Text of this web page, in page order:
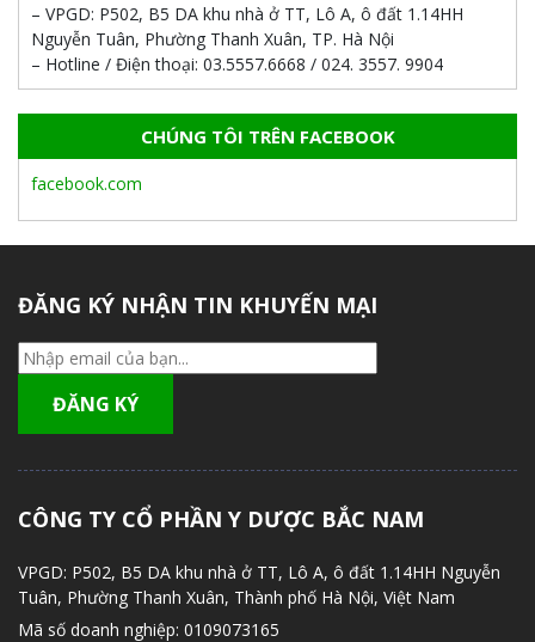
– VPGD: P502, B5 DA khu nhà ở TT, Lô A, ô đất 1.14HH
Nguyễn Tuân, Phường Thanh Xuân, TP. Hà Nội
– Hotline / Điện thoại: 03.5557.6668 / 024. 3557. 9904
CHÚNG TÔI TRÊN FACEBOOK
facebook.com
ĐĂNG KÝ NHẬN TIN KHUYẾN MẠI
CÔNG TY CỔ PHẦN Y DƯỢC BẮC NAM
VPGD: P502, B5 DA khu nhà ở TT, Lô A, ô đất 1.14HH Nguyễn
Tuân, Phường Thanh Xuân, Thành phố Hà Nội, Việt Nam
Mã số doanh nghiệp: 0109073165